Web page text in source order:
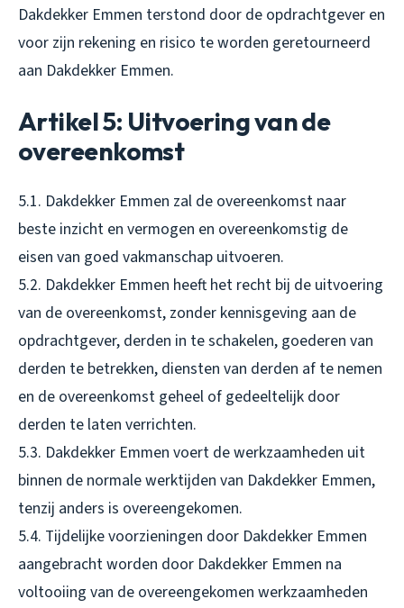
Dakdekker Emmen terstond door de opdrachtgever en
voor zijn rekening en risico te worden geretourneerd
aan Dakdekker Emmen.
Artikel 5: Uitvoering van de
overeenkomst
5.1. Dakdekker Emmen zal de overeenkomst naar
beste inzicht en vermogen en overeenkomstig de
eisen van goed vakmanschap uitvoeren.
5.2. Dakdekker Emmen heeft het recht bij de uitvoering
van de overeenkomst, zonder kennisgeving aan de
opdrachtgever, derden in te schakelen, goederen van
derden te betrekken, diensten van derden af te nemen
en de overeenkomst geheel of gedeeltelijk door
derden te laten verrichten.
5.3. Dakdekker Emmen voert de werkzaamheden uit
binnen de normale werktijden van Dakdekker Emmen,
tenzij anders is overeengekomen.
5.4. Tijdelijke voorzieningen door Dakdekker Emmen
aangebracht worden door Dakdekker Emmen na
voltooiing van de overeengekomen werkzaamheden